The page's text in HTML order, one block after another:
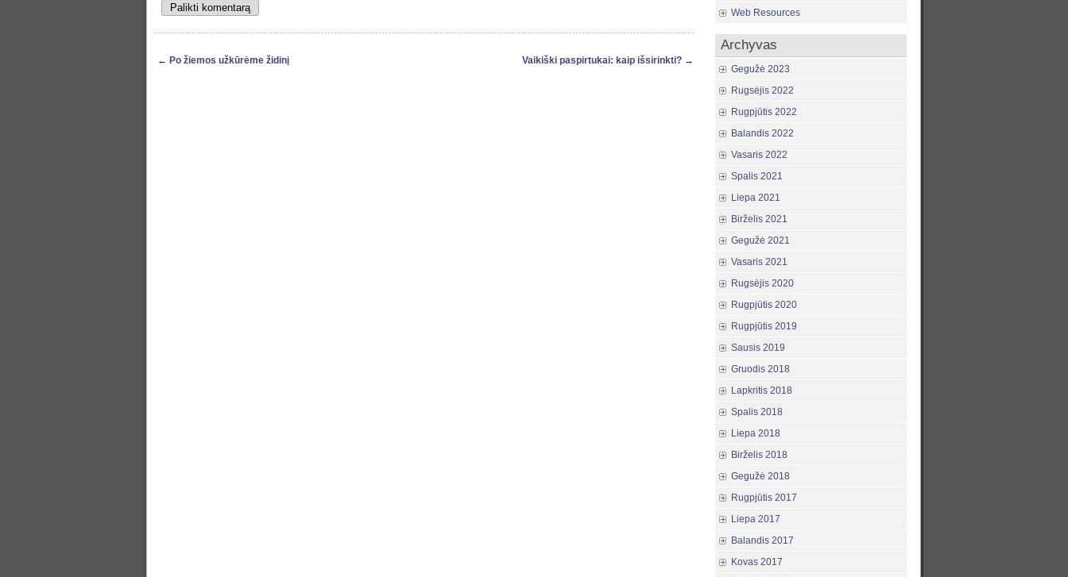
← Po žiemos užkūrėme židinį Vaikiški paspirtukai: kaip išsirinkti? →
Web Resources
Archyvas
Gegužė 2023
Rugsėjis 2022
Rugpjūtis 2022
Balandis 2022
Vasaris 2022
Spalis 2021
Liepa 2021
Birželis 2021
Gegužė 2021
Vasaris 2021
Rugsėjis 2020
Rugpjūtis 2020
Rugpjūtis 2019
Sausis 2019
Gruodis 2018
Lapkritis 2018
Spalis 2018
Liepa 2018
Birželis 2018
Gegužė 2018
Rugpjūtis 2017
Liepa 2017
Balandis 2017
Kovas 2017